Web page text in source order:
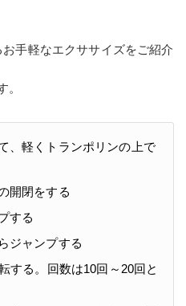
手軽なエクササイズをご紹介
。
、軽くトランポリンの上で
開閉をする
する
ジャンプする
する。回数は10回～20回と